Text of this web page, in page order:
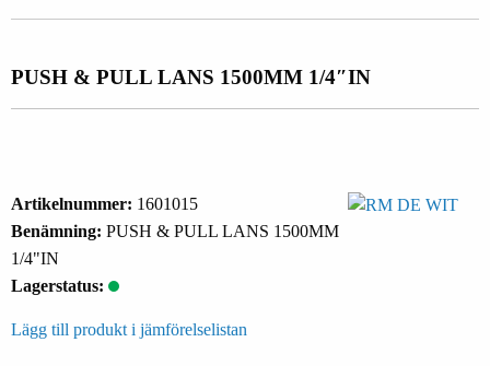
PUSH & PULL LANS 1500MM 1/4″IN
Artikelnummer: 1601015
Benämning: PUSH & PULL LANS 1500MM
1/4"IN
Lagerstatus:
Lägg till produkt i jämförelselistan